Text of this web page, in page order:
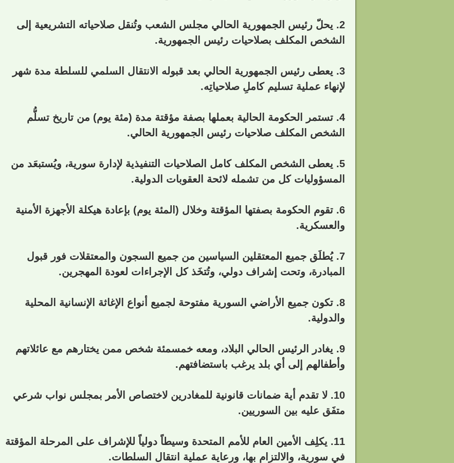
2. يحلّ رئيس الجمهورية الحالي مجلس الشعب وتُنقل صلاحياته التشريعية إلى
الشخص المكلف بصلاحيات رئيس الجمهورية.
3. يعطى رئيس الجمهورية الحالي بعد قبوله الانتقال السلمي للسلطة مدة شهر
لإنهاء عملية تسليم كاملِ صلاحياتِه.
4. تستمر الحكومة الحالية بعملها بصفة مؤقتة مدة (مئة يوم) من تاريخ تسلُّم
الشخص المكلف صلاحيات رئيس الجمهورية الحالي.
5. يعطى الشخص المكلف كامل الصلاحيات التنفيذية لإدارة سورية، ويُستبعَد من
المسؤوليات كل من تشمله لائحة العقوبات الدولية.
6. تقوم الحكومة بصفتها المؤقتة وخلال (المئة يوم) بإعادة هيكلة الأجهزة الأمنية
والعسكرية.
7. يُطلَق جميع المعتقلين السياسين من جميع السجون والمعتقلات فور قبول
المبادرة، وتحت إشراف دولي، وتُتخَذ كل الإجراءات لعودة المهجرين.
8. تكون جميع الأراضي السورية مفتوحة لجميع أنواع الإغاثة الإنسانية المحلية
والدولية.
9. يغادر الرئيس الحالي البلاد، ومعه خمسمئة شخص ممن يختارهم مع عائلاتهم
وأطفالهم إلى أي بلد يرغب باستضافتهم.
10. لا تقدم أية ضمانات قانونية للمغادرين لاختصاص الأمر بمجلس نواب شرعي
متفَق عليه بين السوريين.
11. يكلِف الأمين العام للأمم المتحدة وسيطاً دولياً للإشراف على المرحلة المؤقتة
في سورية، والالتزام بها، ورعاية عملية انتقال السلطات.